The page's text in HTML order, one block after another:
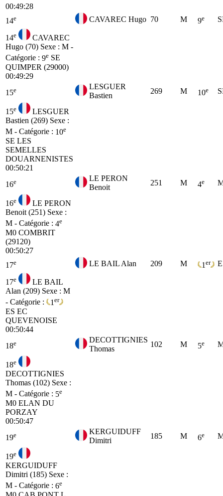
00:49:28
14e CAVAREC Hugo 70 M 9e
14e
CAVAREC
Hugo (70) Sexe : M -
Catégorie : 9e SE
QUIMPER (29000)
00:49:29
15e
LESGUER
Bastien
269 M 10e
15e
LESGUER
Bastien (269) Sexe :
M - Catégorie : 10e
SE LES
SEMELLES
DOUARNENISTES
00:50:21
16e
LE PERON
Benoit
251 M 4e
16e
LE PERON
Benoit (251) Sexe :
M - Catégorie : 4e
M0 COMBRIT
(29120)
00:50:27
17e LE BAIL Alan 209 M 1 er
17e
LE BAIL
Alan (209) Sexe : M
- Catégorie :
1 er
ES EC
QUEVENOISE
00:50:44
18e
DECOTTIGNIES
Thomas
102 M 5e
18e
DECOTTIGNIES
Thomas (102) Sexe :
M - Catégorie : 5e
M0 ELAN DU
PORZAY
00:50:47
19e
KERGUIDUFF
Dimitri
185 M 6e
19e
KERGUIDUFF
Dimitri (185) Sexe :
M - Catégorie : 6e